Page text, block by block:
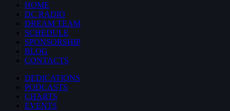
HOME
DC RADIO
DREAM TEAM
SCHEDULE
SPONSORSHIP
BLOG
CONTACTS
DEDICATIONS
PODCASTS
CHARTS
EVENTS